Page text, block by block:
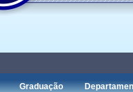
Graduação